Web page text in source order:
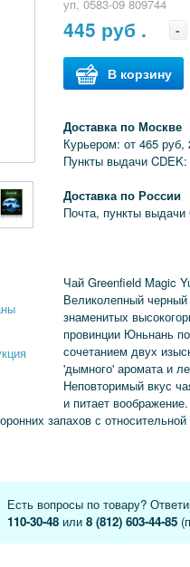
уп, 0583-09 809744
445 руб . -
В корзину
Доставка по Москве
Курьером: от 465 руб,
Пункты выдачи
Доставка по России
Почта, пункты выдачи
Чай Greenfield Magic
Великолепный черный
знаменитых
провинции Юньнань
сочетанием двух
'дымного' аромата и
Неповторимый вкус
и питает
запахов с
Есть вопросы по товару?
110-30-48 или8 (812) 603-44-85